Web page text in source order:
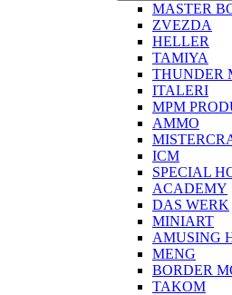
MASTER
ZVEZDA
HELLER
TAMIYA
THUNDER
ITALERI
MPM
AMMO
ICM
SPECIAL
ACADEMY
DAS WERK
MINIART
AMUSING
MENG
BORDER
TAKOM